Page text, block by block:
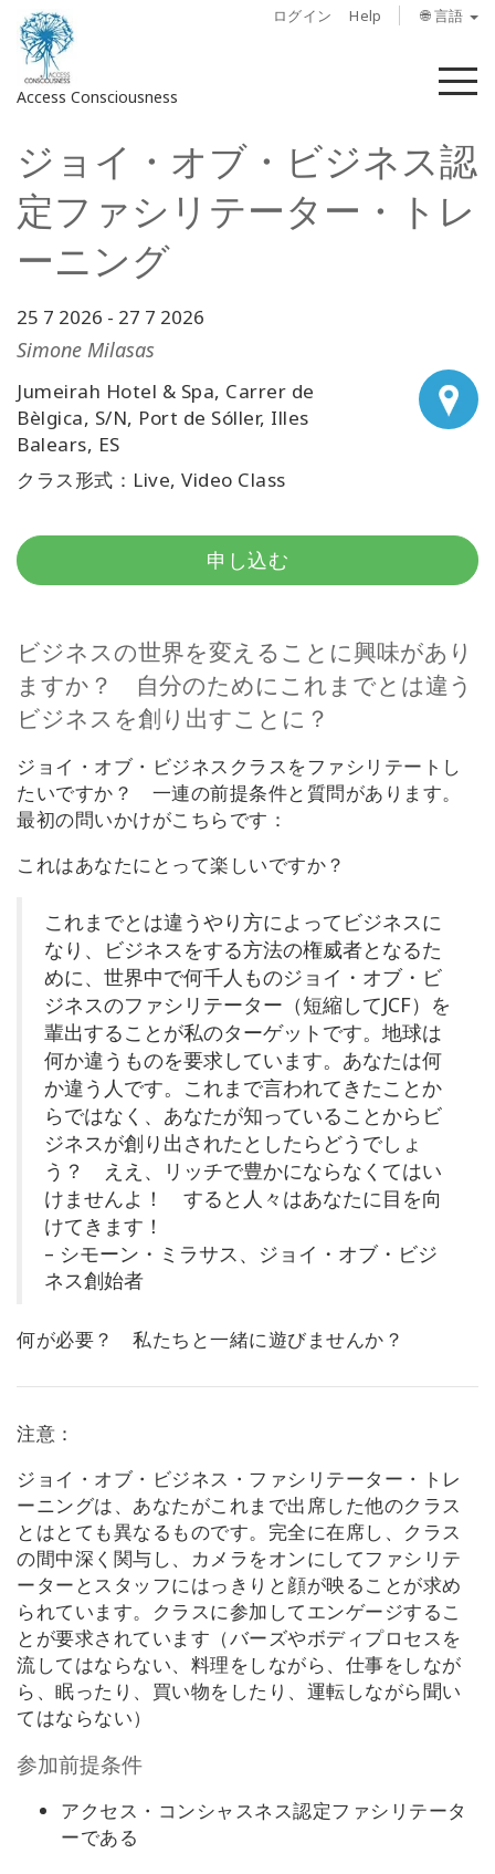
ログイン Help 🌐 言語
Access Consciousness
メ
ー
ア
ウ
ト
サ
イ
イ
ン
概
域
ク
ラ
フ
ァ
シ
リ
ー
ー
Shop
More
ジョイ・オブ・ビジネス認
定ファシリテーター・トレ
ーニング
25 7 2026 - 27 7 2026
Simone Milasas
Jumeirah Hotel & Spa, Carrer de
Bèlgica, S/N, Port de Sóller, Illes
Balears, ES
クラス形式：Live, Video Class
申し込む
ビジネスの世界を変えることに興味があり
ますか？ 自分のためにこれまでとは違う
ビジネスを創り出すことに？
ジョイ・オブ・ビジネスクラスをファシリテートし
たいですか？ 一連の前提条件と質問があります。
最初の問いかけがこちらです：
これはあなたにとって楽しいですか？
これまでとは違うやり方によってビジネスに
なり、ビジネスをする方法の権威者となるた
めに、世界中で何千人ものジョイ・オブ・ビ
ジネスのファシリテーター（短縮してJCF）を
輩出することが私のターゲットです。地球は
何か違うものを要求しています。あなたは何
か違う人です。これまで言われてきたことか
らではなく、あなたが知っていることからビ
ジネスが創り出されたとしたらどうでしょ
う？ ええ、リッチで豊かにならなくてはい
けませんよ！ すると人々はあなたに目を向
けてきます！
– シモーン・ミラサス、ジョイ・オブ・ビジ
ネス創始者
何が必要？ 私たちと一緒に遊びませんか？
注意：
ジョイ・オブ・ビジネス・ファシリテーター・トレ
ーニングは、あなたがこれまで出席した他のクラス
とはとても異なるものです。完全に在席し、クラス
の間中深く関与し、カメラをオンにしてファシリテ
ーターとスタッフにはっきりと顔が映ることが求め
られています。クラスに参加してエンゲージするこ
とが要求されています（バーズやボディプロセスを
流してはならない、料理をしながら、仕事をしなが
ら、眠ったり、買い物をしたり、運転しながら聞い
てはならない）
参加前提条件
アクセス・コンシャスネス認定ファシリテータ
ーである